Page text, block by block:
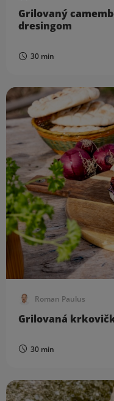
Grilovaný
dresingom
30 min
Roman Paulus
Grilovaná
30 min